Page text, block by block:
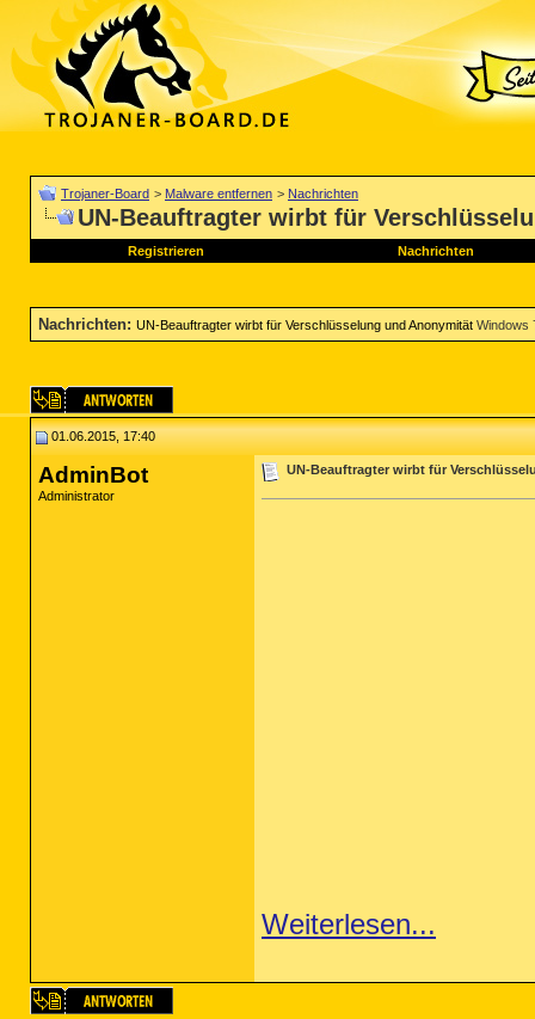
Trojaner-Board > Malware entfernen > Nachrichten
UN-Beauftragter wirbt für
Registrieren Nachrichten
Nachrichten: UN-Beauftragter wirbt für Verschlüsselung und Anonymität Windows
01.06.2015, 17:40
AdminBot
Administrator
UN-Beauftragter wirbt für
Weiterlesen...